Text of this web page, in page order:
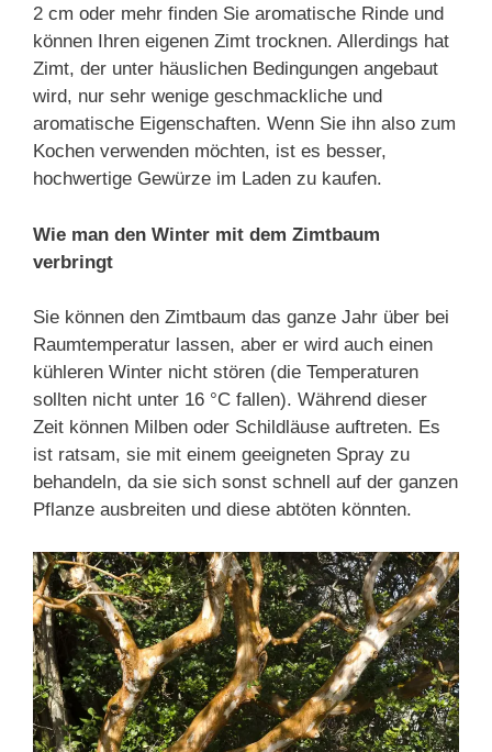
2 cm oder mehr finden Sie aromatische Rinde und
können Ihren eigenen Zimt trocknen. Allerdings hat
Zimt, der unter häuslichen Bedingungen angebaut
wird, nur sehr wenige geschmackliche und
aromatische Eigenschaften. Wenn Sie ihn also zum
Kochen verwenden möchten, ist es besser,
hochwertige Gewürze im Laden zu kaufen.
Wie man den Winter mit dem Zimtbaum
verbringt
Sie können den Zimtbaum das ganze Jahr über bei
Raumtemperatur lassen, aber er wird auch einen
kühleren Winter nicht stören (die Temperaturen
sollten nicht unter 16 °C fallen). Während dieser
Zeit können Milben oder Schildläuse auftreten. Es
ist ratsam, sie mit einem geeigneten Spray zu
behandeln, da sie sich sonst schnell auf der ganzen
Pflanze ausbreiten und diese abtöten könnten.